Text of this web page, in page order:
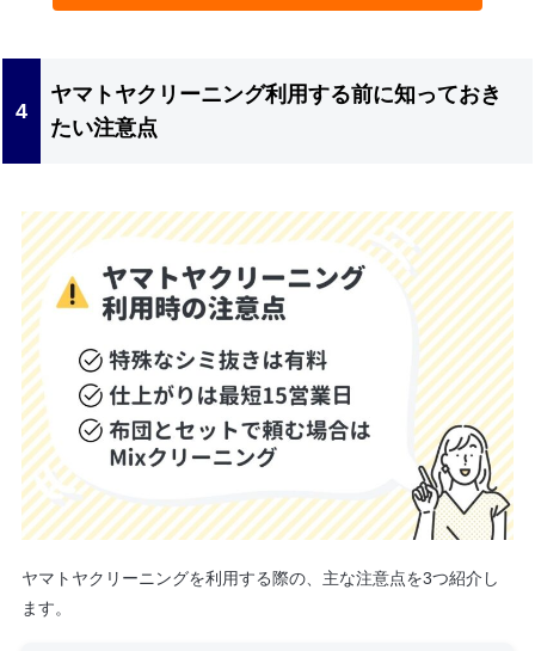
ヤマトヤクリーニング利用する前に知っておき
たい注意点
ヤマトヤクリーニングを利用する際の、主な注意点を3つ紹介し
ます。